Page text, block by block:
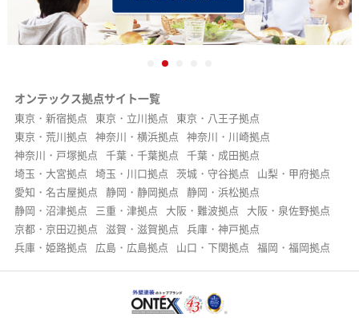
雨続きの中、何とか調整して頂き有難うござい
ました。実際仕上がってみないと分からない物
も多い中、満足いく仕上がりに感謝いたしま
す。有難うございました。
担当：横浜支店
2026年7月8日
工事期間中は小まめな工事連絡やこちらの要望
に即応して頂き感謝いたします。仕上がり状態
も満足しており、大変お世話になりありがとう
ございました。
担当：東海支店
お陰様で快適に過ごしております。スピーディ
オンテックス拠点サイト一覧
東京・新宿拠点 東京・立川拠点
東京・八王子拠点
東京・荒川拠点 神奈川・横浜拠点 神奈川・川崎拠点
神奈川・戸塚拠点
千葉・千葉拠点
千葉・成田拠点
埼玉・大宮拠点 埼玉・川口拠点 茨城・守谷拠点
山梨・甲府拠点
愛知・名古屋拠点 静岡・静岡拠点 静岡・浜松拠点
静岡・沼津拠点
三重・津拠点 大阪・難波拠点
大阪・泉佐野拠点
京都・京田辺拠点 滋賀・滋賀拠点 兵庫・神戸拠点
兵庫・姫路拠点
広島・広島拠点 山口・下関拠点 福岡・福岡拠点